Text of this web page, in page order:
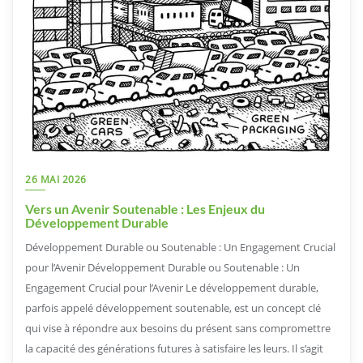
26 MAI 2026
Vers un Avenir Soutenable : Les Enjeux du
Développement Durable
Développement Durable ou Soutenable : Un Engagement Crucial
pour l’Avenir Développement Durable ou Soutenable : Un
Engagement Crucial pour l’Avenir Le développement durable,
parfois appelé développement soutenable, est un concept clé
qui vise à répondre aux besoins du présent sans compromettre
la capacité des générations futures à satisfaire les leurs. Il s’agit